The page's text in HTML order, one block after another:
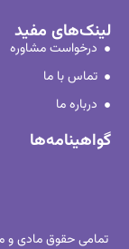
لینک‌های مفید
درخواست مشاوره
تماس با ما
درباره ما
گواهینامه‌ها
تمامی حقوق مادی و